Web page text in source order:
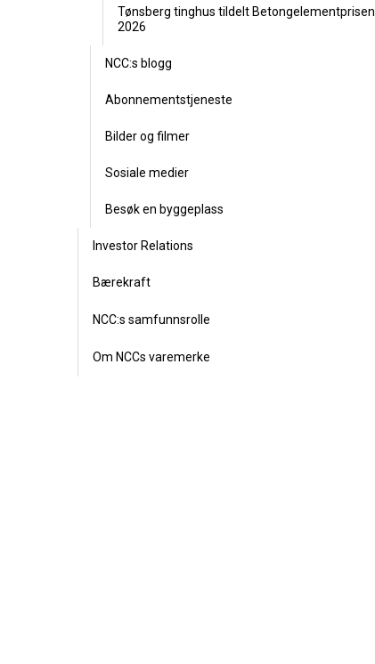
Tønsberg tinghus tildelt Betongelementprisen
2026
NCC:s blogg
Abonnementstjeneste
Bilder og filmer
Sosiale medier
Besøk en byggeplass
Investor Relations
Bærekraft
NCC:s samfunnsrolle
Om NCCs varemerke